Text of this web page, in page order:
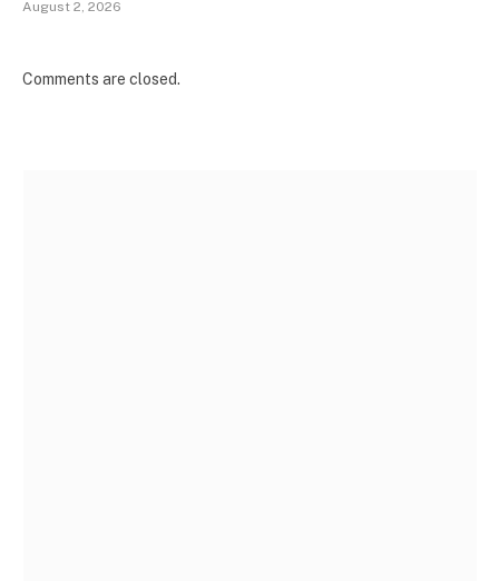
August 2, 2026
Comments are closed.